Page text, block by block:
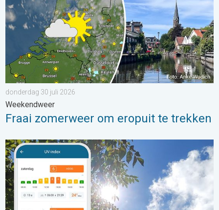
donderdag 30 juli 2026
Weekendweer
Fraai zomerweer om eropuit te trekken
Zonkracht blijft hoog. Ondanks aangename lucht. . . zaterdag